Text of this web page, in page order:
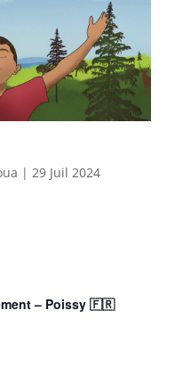
| 29 Juil 2024
– Poissy 🇫🇷